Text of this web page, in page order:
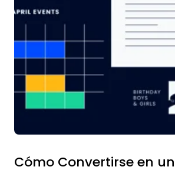
Cómo Convertirse en